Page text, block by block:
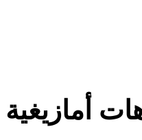
أمازيغية